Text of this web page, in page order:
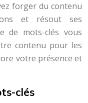
forger du contenu
et résout ses
de mots-clés vous
contenu pour les
votre présence et
clés